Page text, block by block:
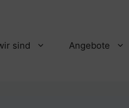
Mail an info@neustadtguides.de
sind Angebote